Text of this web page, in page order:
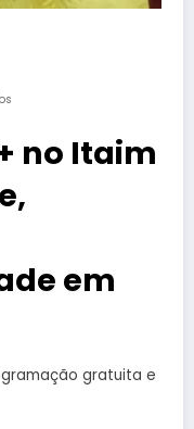
no Itaim
em
gratuita e